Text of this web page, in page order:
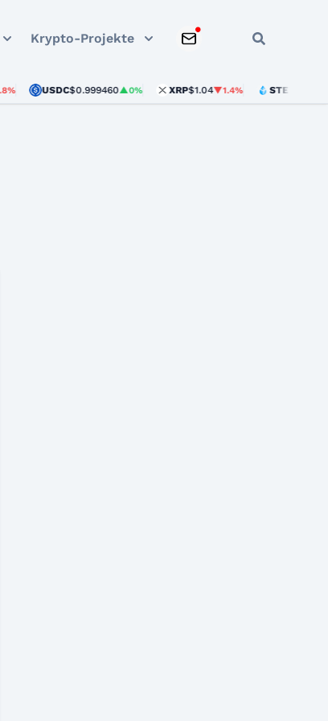
Krypto-Projekte
USDC$0.999460▲0% XRP$1.04▼1.4% STETH